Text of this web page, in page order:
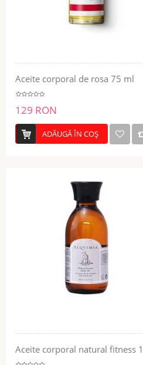
Aceite corporal de rosa 75 ml
129 RON
ADĂUGĂ ÎN COŞ
Aceite corporal natural fitness